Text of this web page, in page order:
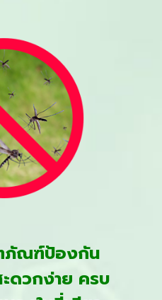
ภัณฑ์ป้องกัน
ดวกง่าย ครบ